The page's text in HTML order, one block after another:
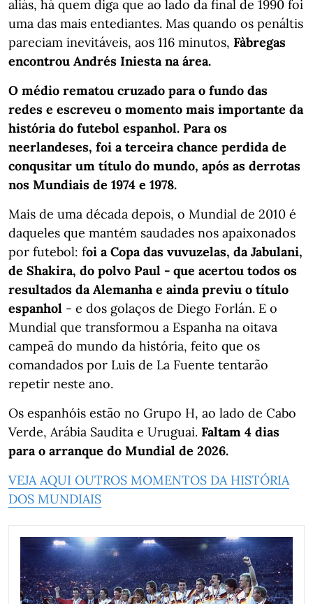
aliás, há quem diga que ao lado da final de 1990 foi
uma das mais entediantes. Mas quando os penáltis
pareciam inevitáveis, aos 116 minutos, Fàbregas
encontrou Andrés Iniesta na área.
O médio rematou cruzado para o fundo das
redes e escreveu o momento mais importante da
história do futebol espanhol. Para os
neerlandeses, foi a terceira chance perdida de
conqusitar um título do mundo, após as derrotas
nos Mundiais de 1974 e 1978.
Mais de uma década depois, o Mundial de 2010 é
daqueles que mantém saudades nos apaixonados
por futebol: foi a Copa das vuvuzelas, da Jabulani,
de Shakira, do polvo Paul - que acertou todos os
resultados da Alemanha e ainda previu o título
espanhol - e dos golaços de Diego Forlán. E o
Mundial que transformou a Espanha na oitava
campeã do mundo da história, feito que os
comandados por Luis de La Fuente tentarão
repetir neste ano.
Os espanhóis estão no Grupo H, ao lado de Cabo
Verde, Arábia Saudita e Uruguai. Faltam 4 dias
para o arranque do Mundial de 2026.
VEJA AQUI OUTROS MOMENTOS DA HISTÓRIA
DOS MUNDIAIS